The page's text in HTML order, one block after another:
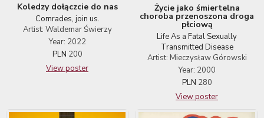
Koledzy dołączcie do nas
Comrades, join us.
Artist: Waldemar Świerzy
Year: 2022
PLN 200
View poster
Życie jako śmiertelna
choroba przenoszona droga
płciową
Life As a Fatal Sexually
Transmitted Disease
Artist: Mieczysław Górowski
Year: 2000
PLN 280
View poster